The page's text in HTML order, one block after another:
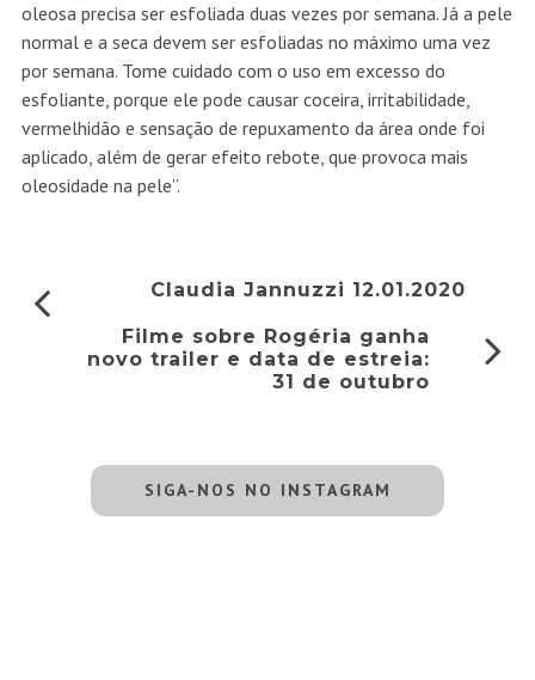
oleosa precisa ser esfoliada duas vezes por semana. Já a pele
normal e a seca devem ser esfoliadas no máximo uma vez
por semana. Tome cuidado com o uso em excesso do
esfoliante, porque ele pode causar coceira, irritabilidade,
vermelhidão e sensação de repuxamento da área onde foi
aplicado, além de gerar efeito rebote, que provoca mais
oleosidade na pele”.
Claudia Jannuzzi 12.01.2020
Filme sobre Rogéria ganha
novo trailer e data de estreia:
31 de outubro
SIGA-NOS NO INSTAGRAM